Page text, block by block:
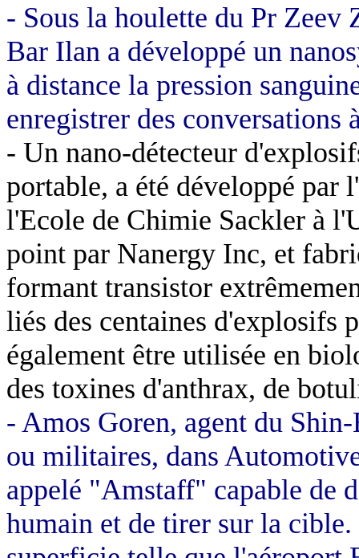
- Sous la houlette du Pr Zeev
Bar Ilan a développé un
à distance la pression
enregistrer des conversations
- Un nano-détecteur
portable, a été développé par
l'Ecole de Chimie Sackler à
point par Nanergy Inc, et
formant transistor
liés des centaines d'explosifs
également être utilisée en
des toxines d'anthrax, de
- Amos Goren, agent du
ou militaires, dans
appelé "Amstaff" capable de
humain et de tirer sur la